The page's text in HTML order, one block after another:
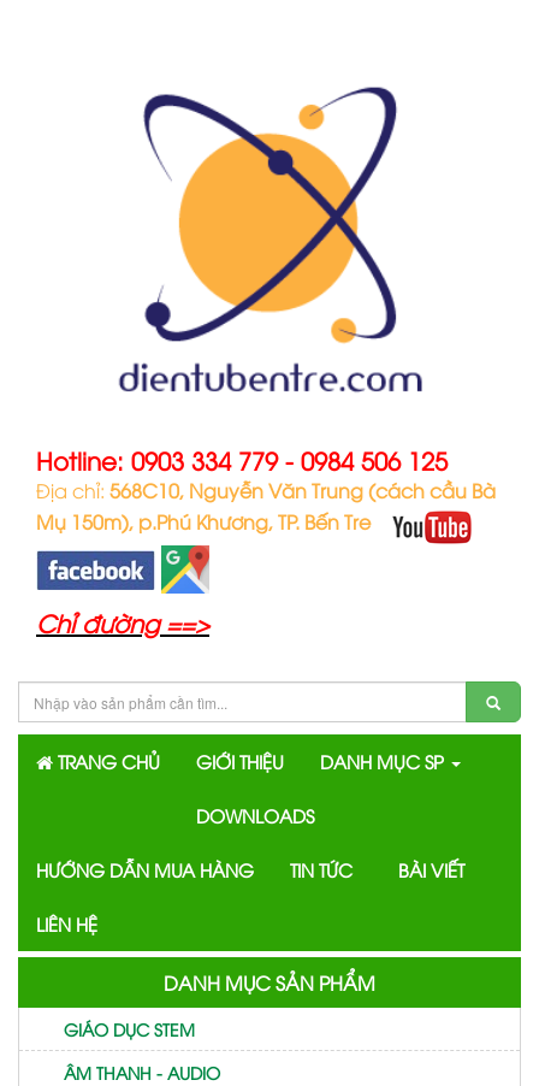
Hotline: 0903 334 779- 0984 506 125
Địa chỉ: 568C10, Nguyễn Văn Trung (cách cầu Bà
Mụ 150m), p.Phú Khương, TP. Bến Tre
Chỉ đường ==>
TRANG CHỦ GIỚI THIỆU DANH MỤC SP
DOWNLOADS
HƯỚNG DẪN MUA HÀNG TIN TỨC BÀI VIẾT
LIÊN HỆ
DANH MỤC SẢN PHẨM
GIÁO DỤC STEM
ÂM THANH - AUDIO